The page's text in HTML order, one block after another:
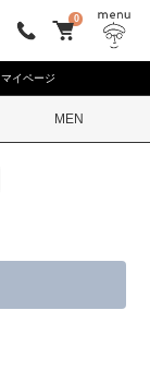
0
マイページ
MEN